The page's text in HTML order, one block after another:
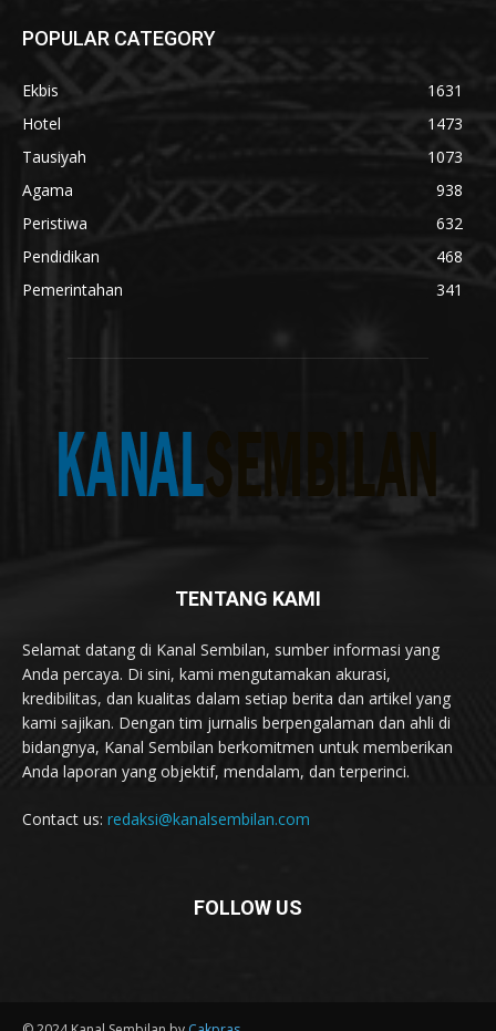
POPULAR CATEGORY
Ekbis
1631
Hotel
1473
Tausiyah
1073
Agama
938
Peristiwa
632
Pendidikan
468
Pemerintahan
341
TENTANG KAMI
Selamat datang di Kanal Sembilan, sumber informasi yang
Anda percaya. Di sini, kami mengutamakan akurasi,
kredibilitas, dan kualitas dalam setiap berita dan artikel yang
kami sajikan. Dengan tim jurnalis berpengalaman dan ahli di
bidangnya, Kanal Sembilan berkomitmen untuk memberikan
Anda laporan yang objektif, mendalam, dan terperinci.
Contact us: redaksi@kanalsembilan.com
FOLLOW US